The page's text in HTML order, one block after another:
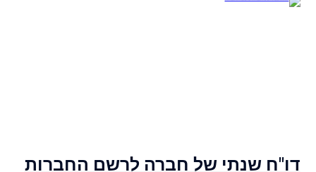
דו"ח שנתי של חברה לרשם החברות